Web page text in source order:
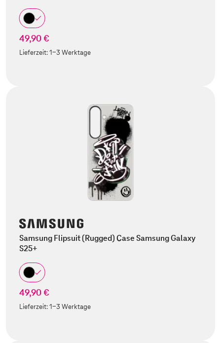
49,90 €
Lieferzeit:1-3 Werktage
Samsung Flipsuit (Rugged) Case Samsung Galaxy
S25+
49,90 €
Lieferzeit:1-3 Werktage